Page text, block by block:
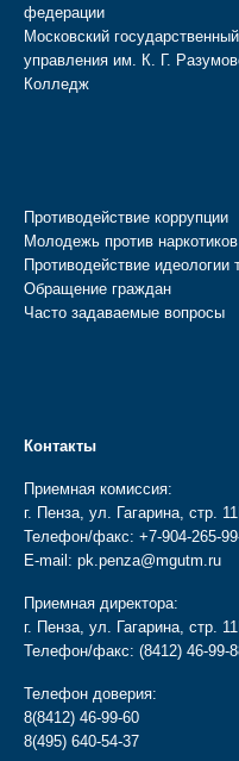
федерации
Московский
управления им. К. Г.
Колледж
Противодействие коррупции
Молодежь против наркотиков
Противодействие идеологии
Обращение граждан
Часто задаваемые вопросы
Контакты
Приемная комиссия:
г. Пенза, ул. Гагарина, стр.
Телефон/факс: +7-904-265-
E-mail: pk.penza@mgutm.ru
Приемная директора:
г. Пенза, ул. Гагарина, стр.
Телефон/факс: (8412) 46-99-
Телефон доверия:
8(8412) 46-99-60
8(495) 640-54-37